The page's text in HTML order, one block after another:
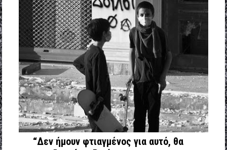
“Δεν ήμουν φτιαγμένος για αυτό, θα